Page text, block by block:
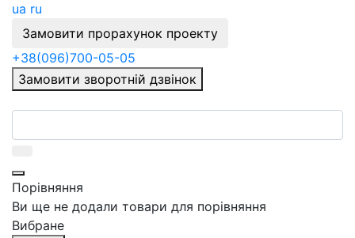
ua ru
Замовити прорахунок проекту
+38(096)700-05-05
Замовити зворотній дзвінок
Порівняння
Ви ще не додали товари для порівняння
Вибране